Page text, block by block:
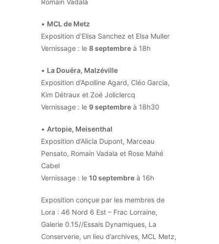
Romain Vadala
• MCL de Metz
Exposition d’Elisa Sanchez et Elsa Muller
Vernissage : le 8 septembre à 18h
• La Douëra, Malzéville
Exposition d’Apolline Agard, Cléo Garcia,
Kim Détraux et Zoé Joliclercq
Vernissage : le 9 septembre à 18h30
• Artopie, Meisenthal
Exposition d’Alicia Dupont, Marceau
Pensato, Romain Vadala et Rose Mahé
Cabel
Vernissage : le 10 septembre à 16h
Exposition conçue par les membres de
Lora : 46 Nord 6 Est – Frac Lorraine,
Galerie 0.15//Essais Dynamiques, La
Conserverie, un lieu d’archives, MCL Metz,